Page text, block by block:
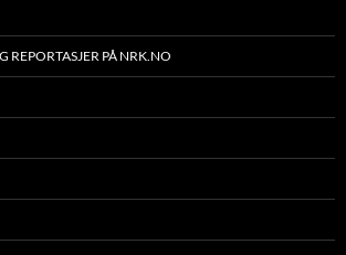
REPORTASJER PÅ NRK.NO